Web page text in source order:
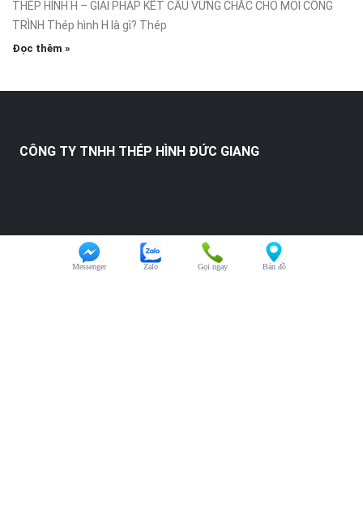
THÉP HÌNH H – GIẢI PHÁP KẾT CẤU VỮNG CHẮC CHO MỌI CÔNG
TRÌNH Thép hình H là gì? Thép
Đọc thêm »
CÔNG TY TNHH THÉP HÌNH ĐỨC GIANG
Bản đồ
Gọi ngay
Zalo
Messenger